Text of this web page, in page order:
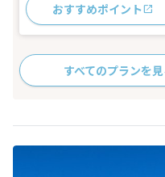
おすすめポイント
すべてのプランを